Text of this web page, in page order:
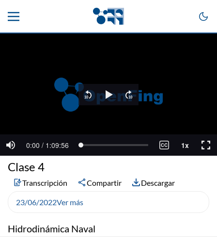
Hidrodinámica Naval
Clase 4
Transcripción Compartir Descargar
23/06/2022Ver más